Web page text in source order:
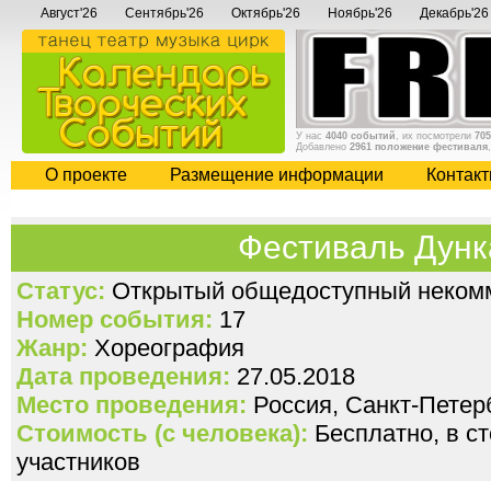
Август'26 Сентябрь'26 Октябрь'26 Ноябрь'26 Декабрь'26
У нас 4040 событий , их посмотрели
Добавлено 2961 положение фестиваля
О проекте Размещение информации
Фестиваль
Статус: Открытый общедоступный
Номер события: 17
Жанр: Хореография
Дата проведения: 27.05.2018
Место проведения: Россия, Санкт-
Стоимость (с человека): Бесплатно, в
участников